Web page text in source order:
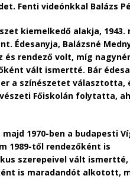
Fenti videónkkal Balázs
kiemelkedő alakja, 1943.
Édesanyja, Balázsné
és rendező volt, míg
vált ismertté. Bár
a színészetet választotta,
Főiskolán folytatta,
1970-ben a budapesti
1989-től rendezőként is
szerepeivel vált ismertté,
is maradandót alkotott,